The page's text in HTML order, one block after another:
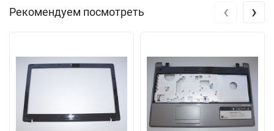
Рекомендуем посмотреть ‹ ›